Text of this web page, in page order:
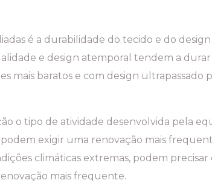
é a durabilidade do tecido e do
e design atemporal tendem a
mais baratos e com design ultrapassado
o tipo de atividade desenvolvida pela
exigir uma renovação mais
climáticas extremas, podem
mais frequente.